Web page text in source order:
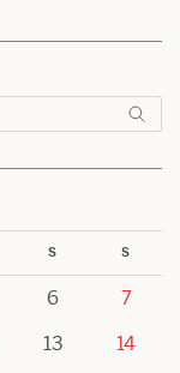
S S
6
7
13
14